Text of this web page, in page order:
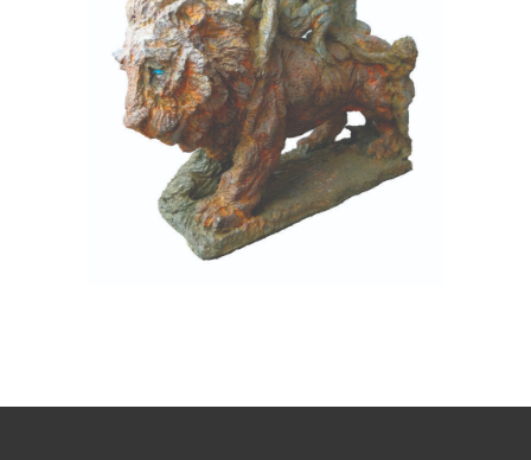
Lion et enfant
Terre cuite
Urgonien